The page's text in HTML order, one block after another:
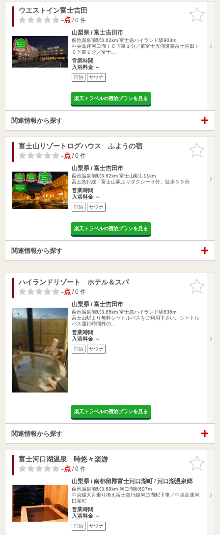
お気に入
りに追加
ウエストイン富士吉田
-点/ 0 件
山梨県 / 富士吉田市
葭池温泉前駅3.62km 富士急ハイランド駅903m
中央高速河口湖ＩＣ下車１分／東富士五湖道路富士吉田Ｉ
Ｃ下車１分／富士…
営業時間
入浴料金 ～
宿泊 サウナ
楽天トラベルの宿泊プランを見る
関連情報から探す
お気に入
りに追加
富士山リゾートログハウス ふようの宿
-点/ 0 件
山梨県 / 富士吉田市
葭池温泉前駅3.62km 富士山駅1.11km
富士急行線 富士山駅よりタクシー５分、徒歩３０分
営業時間
入浴料金 ～
宿泊 サウナ
楽天トラベルの宿泊プランを見る
関連情報から探す
お気に入
りに追加
ハイランドリゾート ホテル＆スパ
-点/ 0 件
山梨県 / 富士吉田市
葭池温泉前駅3.65km 富士急ハイランド駅636m
富士山駅より無料シャトルバスをご利用下さい。シャトル
バス運行時間外の…
営業時間
入浴料金 ～
宿泊 サウナ
楽天トラベルの宿泊プランを見る
関連情報から探す
お気に入
りに追加
富士河口湖温泉 時悠々楽游
-点/ 0 件
山梨県 / 南都留郡富士河口湖町 / 河口湖温泉郷
葭池温泉前駅3.68km 河口湖駅607m
中央線大月乗り換え富士急行線河口湖駅下車／中央高速河
口湖IC
営業時間
入浴料金 ～
宿泊 サウナ